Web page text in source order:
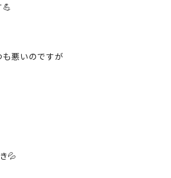
💪
悪いのですが
💦